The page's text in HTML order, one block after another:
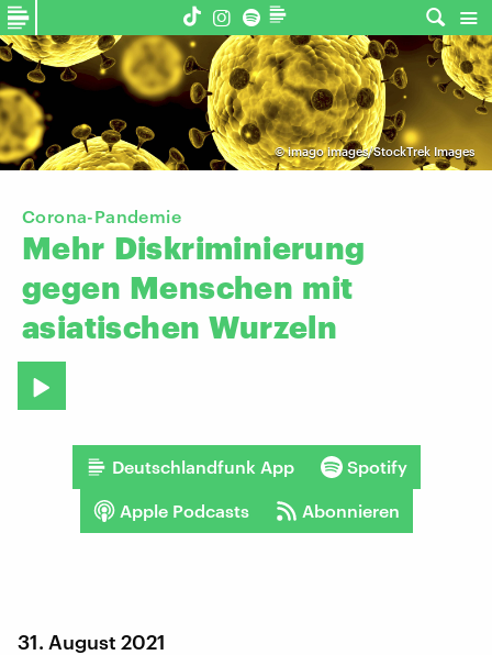
©imago images/StockTrek Images
Corona-Pandemie
Mehr Diskriminierung
gegen Menschen mit
asiatischen Wurzeln
Deutschlandfunk App Spotify
Apple Podcasts Abonnieren
31. August 2021